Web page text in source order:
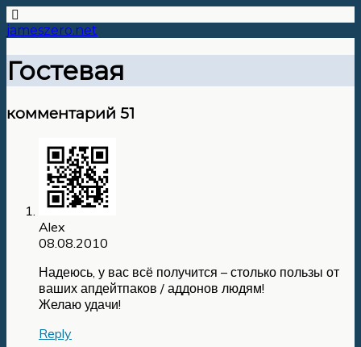
jameszero.net
Гостевая
комментарий 51
Alex
08.08.2010
Надеюсь, у вас всё получится – столько пользы от
ваших апдейтпаков / аддонов людям!
Желаю удачи!
Reply